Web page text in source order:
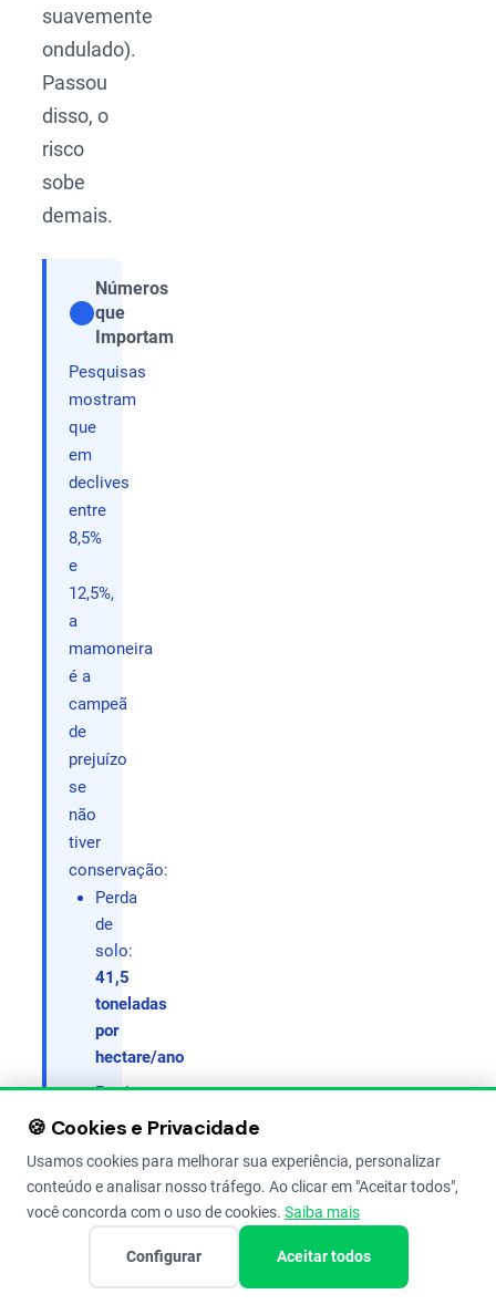
suavemente
ondulado).
Passou
disso, o
risco
sobe
demais.
Números
que
Importam
Pesquisas
mostram
que
em
declives
entre
8,5%
e
12,5%,
a
mamoneira
é a
campeã
de
prejuízo
se
não
tiver
conservação:
Perda
de
solo:
41,5
toneladas
por
hectare/ano
Perda
de
12%
da
chuva
🍪 Cookies e Privacidade
Usamos cookies para melhorar sua experiência, personalizar
conteúdo e analisar nosso tráfego. Ao clicar em "Aceitar todos",
você concorda com o uso de cookies. Saiba mais
Configurar Aceitar todos